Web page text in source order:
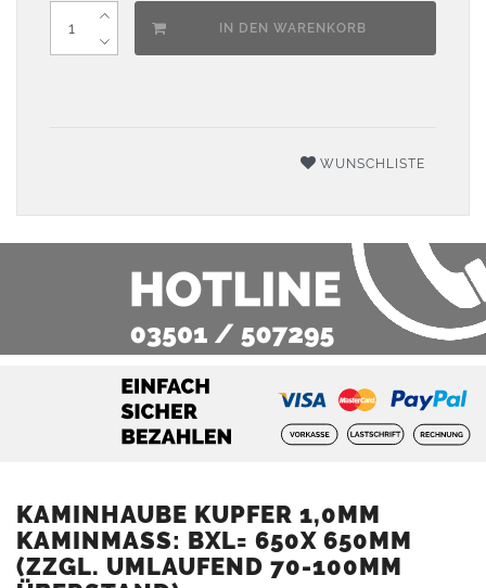
IN DEN WARENKORB
WUNSCHLISTE
KAMINHAUBE KUPFER 1,0MM
KAMINMASS: BXL= 650X 650MM (
ZZGL. UMLAUFEND 70-100MM Ü